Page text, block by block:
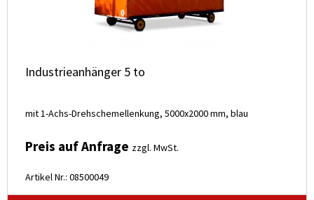
Industrieanhänger 5 to
mit 1-Achs-Drehschemellenkung, 5000x2000 mm, blau
Preis auf Anfrage zzgl. MwSt.
Artikel Nr.: 08500049